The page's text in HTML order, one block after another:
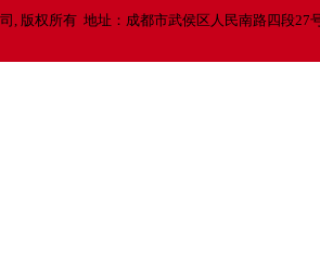
, 版权所有 地址：成都市武侯区人民南路四段27